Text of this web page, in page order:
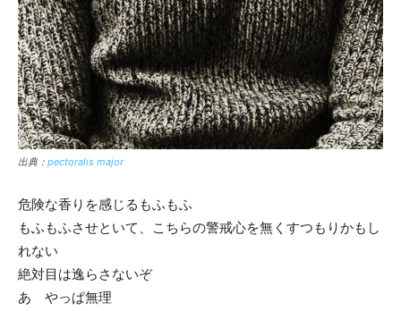
出典： pectoralis major
危険な香りを感じるもふもふ
もふもふさせといて、こちらの警戒心を無くすつもりかもし
れない
絶対目は逸らさないぞ
あ やっぱ無理